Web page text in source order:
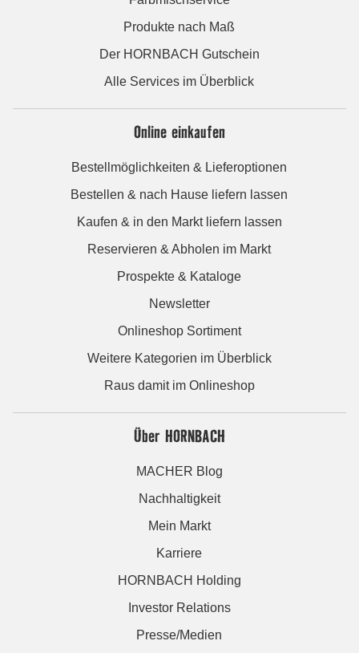
Produkte nach Maß
Der HORNBACH Gutschein
Alle Services im Überblick
Online einkaufen
Bestellmöglichkeiten & Lieferoptionen
Bestellen & nach Hause liefern lassen
Kaufen & in den Markt liefern lassen
Reservieren & Abholen im Markt
Prospekte & Kataloge
Newsletter
Onlineshop Sortiment
Weitere Kategorien im Überblick
Raus damit im Onlineshop
Über HORNBACH
MACHER Blog
Nachhaltigkeit
Mein Markt
Karriere
HORNBACH Holding
Investor Relations
Presse/Medien